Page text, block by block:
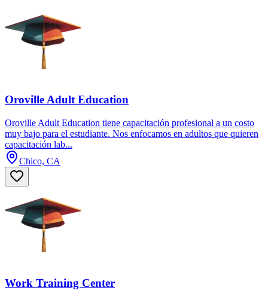
Oroville Adult Education
Oroville Adult Education tiene capacitación profesional a un costo
muy bajo para el estudiante. Nos enfocamos en adultos que quieren
capacitación lab...
Chico, CA
Work Training Center